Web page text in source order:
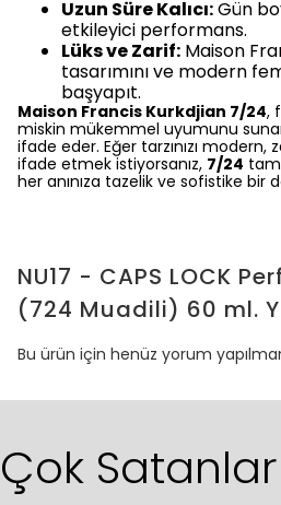
Uzun Süre Kalıcı:Gün
etkileyici performans.
Lüks ve Zarif: Maison
tasarımını ve modern
başyapıt.
Maison Francis Kurkdjian 7/24,
miskin mükemmel uyumunu
ifade eder. Eğer tarzınızı modern,
ifade etmek istiyorsanız, 7/24
her anınıza tazelik ve sofistike bir
NU17 - CAPS LOCK
(724 Muadili) 60 ml.
Bu ürün için henüz yorum
Çok Satanlar